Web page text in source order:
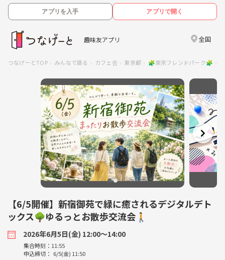
アプリを入手 アプリで開く
趣味友アプリ 全国
つなげーとTOP みんなで語る カフェ会 東京都 🧩東京フレンドパーク🧩
【6/5開催】新宿御苑で緑に癒されるデジタルデト
ックス🌳ゆるっとお散歩交流会🚶
2026年6月5日(金) 12:00〜14:00
集合時刻：11:55
申込締切： 6/5(金) 11:50